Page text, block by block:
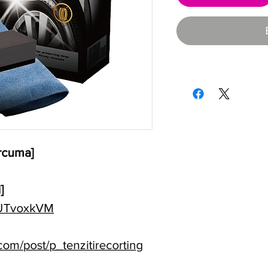
post/p_tenzitirecorting